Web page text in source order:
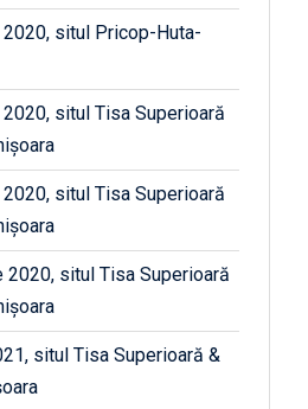
situl Pricop-Huta-
situl Tisa Superioară
situl Tisa Superioară
2020, situl Tisa Superioară
situl Tisa Superioară &